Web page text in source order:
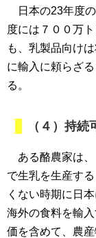
日本の23年度の
度には７００万
も、乳製品向け
に輸入に頼らざ
る。
（４）持
ある酪農家は、
で生乳を生産す
くない時期に日
海外の食料を輸
価を含めて、農